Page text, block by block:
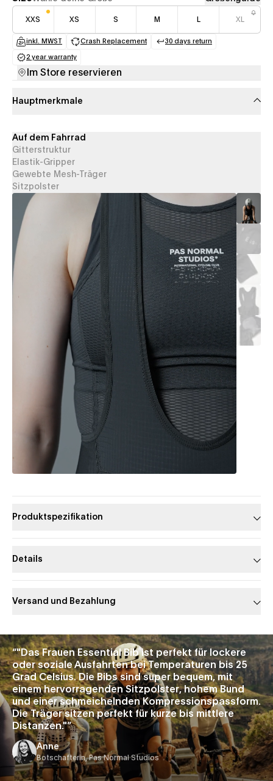
XXS XS S M L XL
inkl. MWST
(opens in a new tab)
Crash Replacement
(opens in a new tab)
30 days return
(opens in a new
2 year warranty
(opens in a new tab)
Im Store reservieren
Hauptmerkmale
Auf dem Fahrrad
Gitterstruktur
Elastik-Gripper
Gewebte Mesh-Träger
Sitzpolster
Produktspezifikation
Details
Versand und Bezahlung
Slide 1 of 1
“"Das Frauen Essential Bib ist perfekt für lockere
oder soziale Ausfahrten bei Temperaturen bis 25
Grad Celsius. Die Bibs sind super bequem, mit
einem hervorragenden Sitzpolster, hohem Bund
und einer schmeichelnden Kompressionspassform.
Die Träger sitzen perfekt für kurze bis mittlere
Distanzen."”
Anne
Botschafterin, Pas Normal Studios